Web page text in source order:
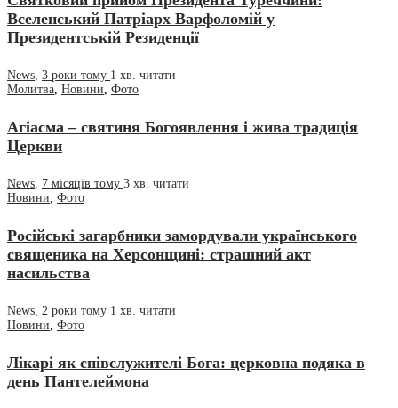
Вселенський Патріарх Варфоломій у
Президентській Резиденції
News, 3 роки тому 1 хв. читати
Молитва, Новини, Фото
Агіасма – святиня Богоявлення і жива традиція
Церкви
News, 7 місяців тому 3 хв. читати
Новини, Фото
Російські загарбники замордували українського
священика на Херсонщині: страшний акт
насильства
News 2 роки тому 1 хв. читати
Новини Фото
Лікарі як співслужителі Бога: церковна подяка в
день Пантелеймона